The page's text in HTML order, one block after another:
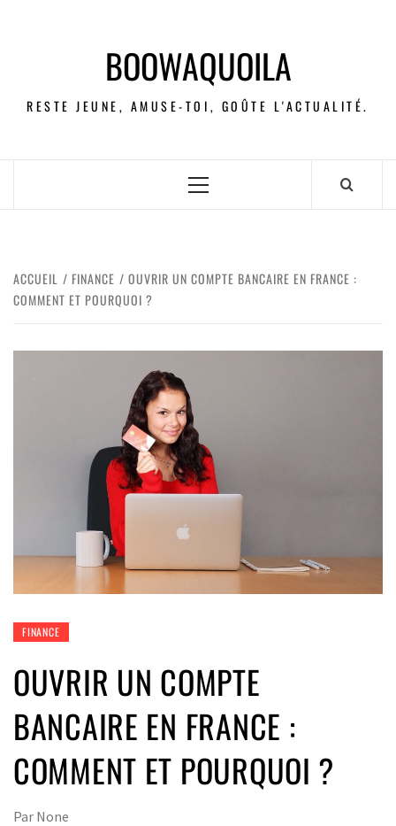
BOOWAQUOILA
RESTE JEUNE, AMUSE-TOI, GOÛTE L'ACTUALITÉ.
ACCUEIL FINANCE
OUVRIR UN COMPTE BANCAIRE EN FRANCE :
COMMENT ET POURQUOI ?
FINANCE
OUVRIR UN COMPTE
BANCAIRE EN FRANCE :
COMMENT ET POURQUOI ?
Par None